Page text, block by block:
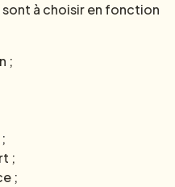
à choisir en fonction
;
;
;